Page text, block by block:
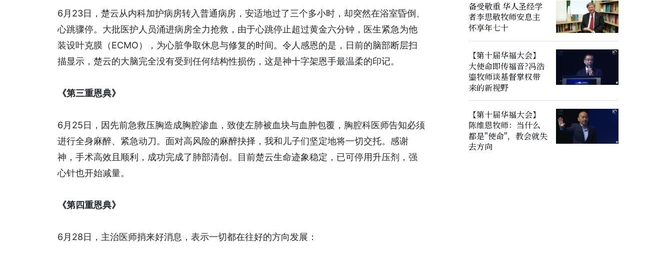
6月23日，楚云从内科加护病房转入普通病房，安适地过了三个多小时，却突然在浴室昏倒、
心跳骤停。大批医护人员涌进病房全力抢救，由于心跳停止超过黄金六分钟，医生紧急为他
装设叶克膜（ECMO），为心脏争取休息与修复的时间。令人感恩的是，日前的脑部断层扫
描显示，楚云的大脑完全没有受到任何结构性损伤，这是神十字架恩手最温柔的印记。
《第三重恩典》
6月25日，因先前急救压胸造成胸腔渗血，致使左肺被血块与血肿包覆，胸腔科医师告知必须
进行全身麻醉、紧急动刀。面对高风险的麻醉抉择，我和儿子们坚定地将一切交托。感谢
神，手术高效且顺利，成功完成了肺部清创。目前楚云生命迹象稳定，已可停用升压剂，强
心针也开始减量。
《第四重恩典》
6月28日，主治医师捎来好消息，表示一切都在往好的方向发展：
备受敬重 华人圣经学
者李思敬牧师安息主
怀享年七十
【第十届华福大会】
大使命即传福音?冯浩
鎏牧师谈基督掌权带
来的新视野
【第十届华福大会】
陈维恩牧师：当什么
都是"使命"，教会就失
去方向